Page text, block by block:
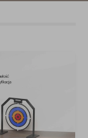
kolory |
podatność na
identyfikacja